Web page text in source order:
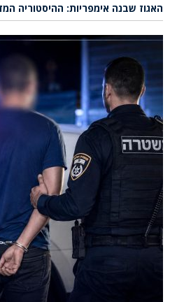
האגוז שבנה אימפריות: ההיסטוריה